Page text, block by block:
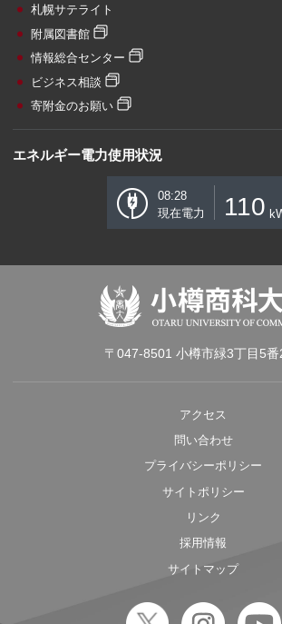
札幌サテライト
附属図書館
情報総合センター
ビジネス相談
寄附金のお願い
エネルギー電力使用状況
08:28
現在電力
110
〒047-8501 小樽市緑3丁目5
アクセス
問い合わせ
プライバシーポリシー
サイトポリシー
リンク
採用情報
サイトマップ